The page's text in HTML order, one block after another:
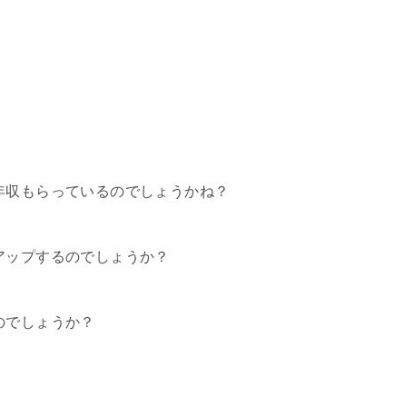
もらっているのでしょうかね？
プするのでしょうか？
しょうか？